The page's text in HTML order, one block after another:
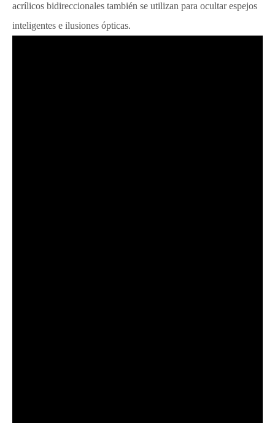
acrílicos bidireccionales también se utilizan para ocultar espejos
inteligentes e ilusiones ópticas.